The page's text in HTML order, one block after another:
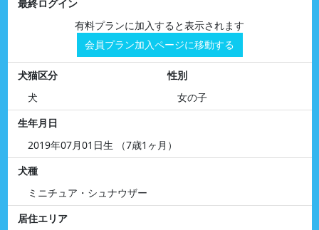
最終ログイン
有料プランに加入すると表示されます
会員プラン加入ページに移動する
犬猫区分
犬
性別
女の子
生年月日
2019年07月01日生 （7歳1ヶ月）
犬種
ミニチュア・シュナウザー
居住エリア